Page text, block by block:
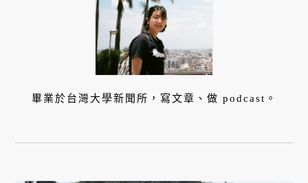
畢業於台灣大學新聞所，寫文章、做 podcast。